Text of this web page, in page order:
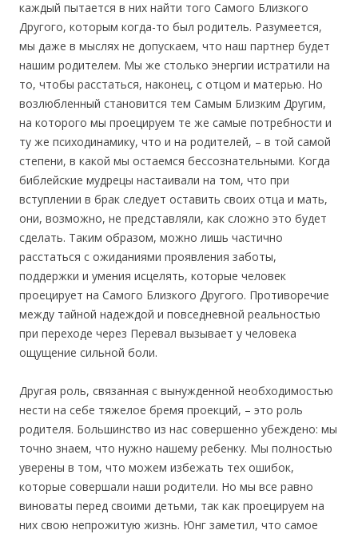
каждый пытается в них найти того Самого Близкого
Другого, которым когда-то был родитель. Разумеется,
мы даже в мыслях не допускаем, что наш партнер будет
нашим родителем. Мы же столько энергии истратили на
то, чтобы расстаться, наконец, с отцом и матерью. Но
возлюбленный становится тем Самым Близким Другим,
на которого мы проецируем те же самые потребности и
ту же психодинамику, что и на родителей, – в той самой
степени, в какой мы остаемся бессознательными. Когда
библейские мудрецы настаивали на том, что при
вступлении в брак следует оставить своих отца и мать,
они, возможно, не представляли, как сложно это будет
сделать. Таким образом, можно лишь частично
расстаться с ожиданиями проявления заботы,
поддержки и умения исцелять, которые человек
проецирует на Самого Близкого Другого. Противоречие
между тайной надеждой и повседневной реальностью
при переходе через Перевал вызывает у человека
ощущение сильной боли.
Другая роль, связанная с вынужденной необходимостью
нести на себе тяжелое бремя проекций, – это роль
родителя. Большинство из нас совершенно убеждено: мы
точно знаем, что нужно нашему ребенку. Мы полностью
уверены в том, что можем избежать тех ошибок,
которые совершали наши родители. Но мы все равно
виноваты перед своими детьми, так как проецируем на
них свою непрожитую жизнь. Юнг заметил, что самое